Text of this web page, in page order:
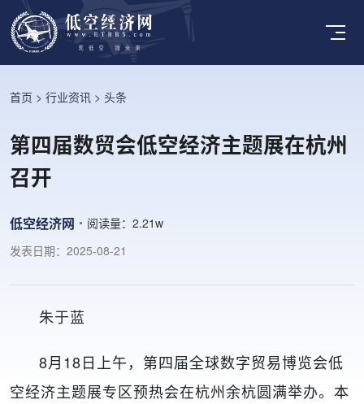
首页 > 行业资讯 > 头条
第四届数贸会低空经济主题展在杭州
召开
低空经济网 阅读量： 2.21w
发表日期：2025-08-21
朱于蓝
8月18日上午，第四届全球数字贸易博览会低
空经济主题展专区预热会在杭州余杭圆满举办。本